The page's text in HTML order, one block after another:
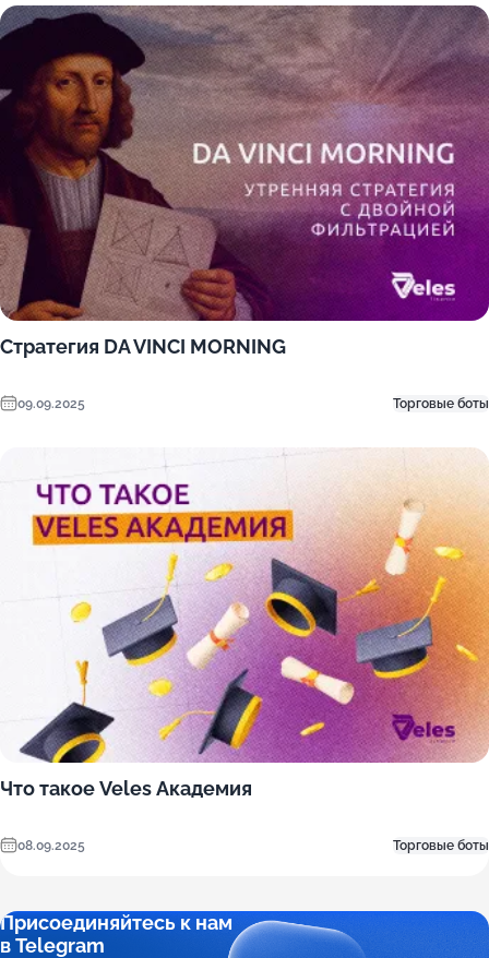
Стратегия DA VINCI MORNING
09.09.2025 Торговые боты
Что такое Veles Академия
08.09.2025 Торговые боты
Присоединяйтесь к нам
в Telegram